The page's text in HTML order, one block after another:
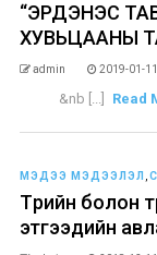
“ЭРДЭНЭС
ХУВЬЦААНЫ
admin 2019-01-11
&nb [...] Read
МЭДЭЭ МЭДЭЭЛЭЛ
Төрийн болон
этгээдийн